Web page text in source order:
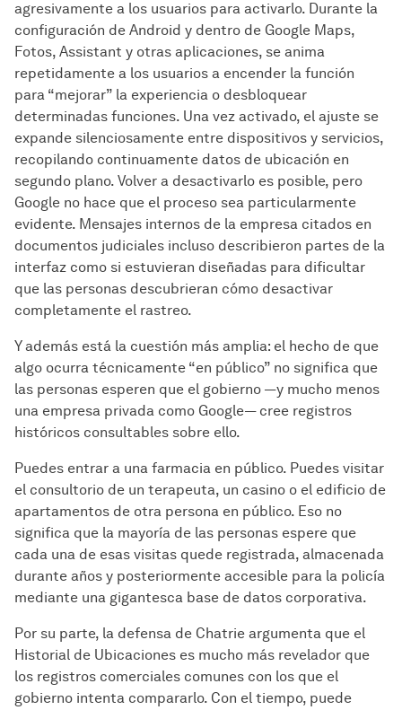
agresivamente a los usuarios para activarlo. Durante la
configuración de Android y dentro de Google Maps,
Fotos, Assistant y otras aplicaciones, se anima
repetidamente a los usuarios a encender la función
para “mejorar” la experiencia o desbloquear
determinadas funciones. Una vez activado, el ajuste se
expande silenciosamente entre dispositivos y servicios,
recopilando continuamente datos de ubicación en
segundo plano. Volver a desactivarlo es posible, pero
Google no hace que el proceso sea particularmente
evidente. Mensajes internos de la empresa citados en
documentos judiciales incluso describieron partes de la
interfaz como si estuvieran diseñadas para dificultar
que las personas descubrieran cómo desactivar
completamente el rastreo.
Y además está la cuestión más amplia: el hecho de que
algo ocurra técnicamente “en público” no significa que
las personas esperen que el gobierno —y mucho menos
una empresa privada como Google— cree registros
históricos consultables sobre ello.
Puedes entrar a una farmacia en público. Puedes visitar
el consultorio de un terapeuta, un casino o el edificio de
apartamentos de otra persona en público. Eso no
significa que la mayoría de las personas espere que
cada una de esas visitas quede registrada, almacenada
durante años y posteriormente accesible para la policía
mediante una gigantesca base de datos corporativa.
Por su parte, la defensa de Chatrie argumenta que el
Historial de Ubicaciones es mucho más revelador que
los registros comerciales comunes con los que el
gobierno intenta compararlo. Con el tiempo, puede